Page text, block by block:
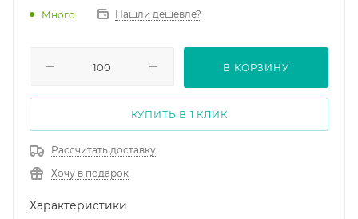
Много Нашли дешевле?
В КОРЗИНУ
КУПИТЬ В 1 КЛИК
Рассчитать доставку
Хочу в подарок
Характеристики